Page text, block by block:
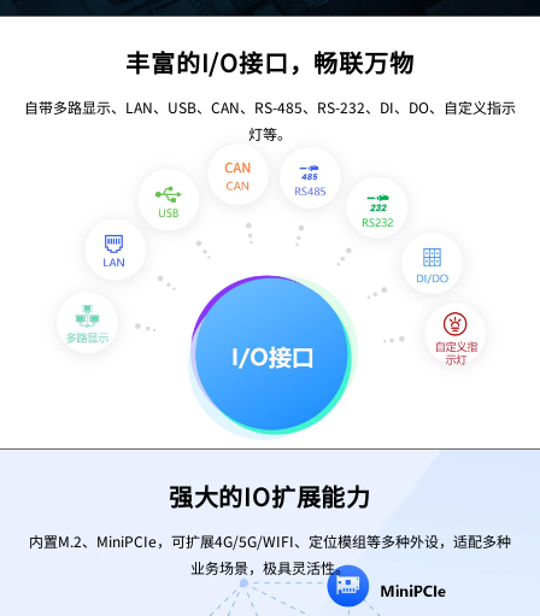
丰富的I/O接口，畅联万物
自带多路显示、LAN、USB、CAN、RS-485、RS-232、DI、DO、自定义指示
灯等。
强大的IO扩展能力
内置M.2、MiniPCIe，可扩展4G/5G/WIFI、定位模组等多种外设，适配多种
业务场景，极具灵活性。